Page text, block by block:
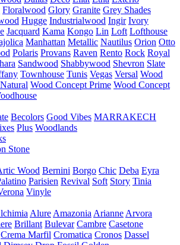
Floralwood Glory Granite Grey Shades
Hugge Industrialwood Ingir Ivory
Jacquard Kama Kongo Lin Loft Lofthouse
Manhattan Metallic Nautilus Orion Otto
Polaris Provans Raven Rento Rock Royal
Sandwood Shabbywood Shevron Slate
Townhouse Tunis Vegas Versal Wood
Wood Concept Prime Wood Concept
Becolors Good Vibes MARRAKECH
Plus Woodlands
Stone
Wood Bernini Borgo Chic Deba Eyra
Parisien Revival Soft Story Tinia
Vinyle
Alure Amazonia Arianne Arvora
Brillant Bulevar Cambre Casetone
Crema Marfil Cromatica Cronos Dassel